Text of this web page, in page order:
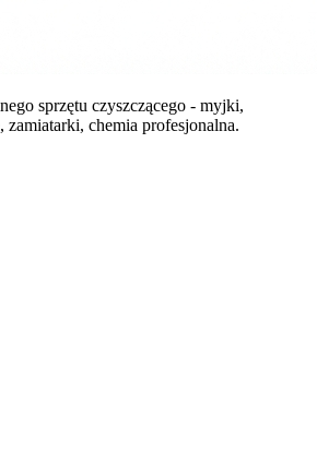
sprzętu czyszczącego - myjki,
zamiatarki, chemia profesjonalna.